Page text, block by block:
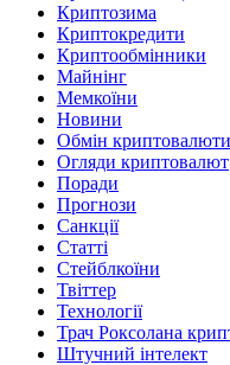
Криптозима
Криптокредити
Криптообмінники
Майнінг
Мемкоїни
Новини
Обмін криптовалюти
Огляди криптовалют
Поради
Прогнози
Санкції
Статті
Стейблкоїни
Твіттер
Технології
Трач Роксолана
Штучний інтелект